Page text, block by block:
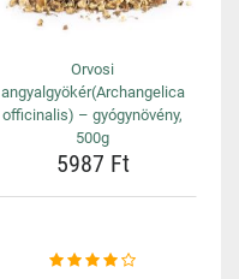
Orvosi
angyalgyökér(Archangelica
officinalis) – gyógynövény,
500g
5987 Ft